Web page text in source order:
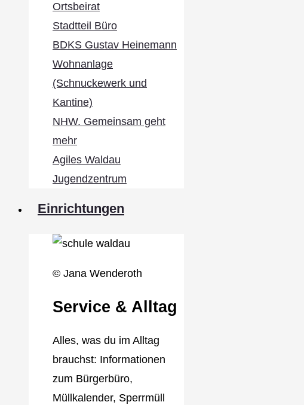
Ortsbeirat
Stadtteil Büro
BDKS Gustav Heinemann
Wohnanlage
(Schnuckewerk und
Kantine)
NHW. Gemeinsam geht
mehr
Agiles Waldau
Jugendzentrum
Einrichtungen
© Jana Wenderoth
Service & Alltag
Alles, was du im Alltag
brauchst: Informationen
zum Bürgerbüro,
Müllkalender, Sperrmüll